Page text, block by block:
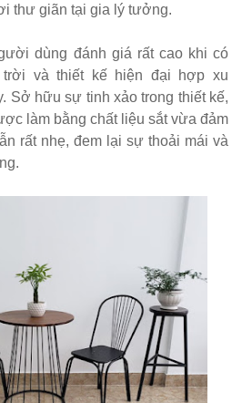
thư giãn tại gia lý tưởng.
dùng đánh giá rất cao khi có
và thiết kế hiện đại hợp xu
Sở hữu sự tinh xảo trong thiết kế,
làm bằng chất liệu sắt vừa đảm
rất nhẹ, đem lại sự thoải mái và